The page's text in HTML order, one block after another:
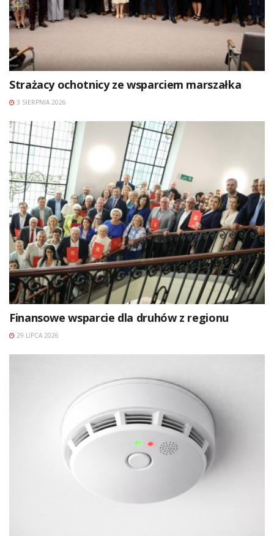
Strażacy ochotnicy ze wsparciem marszałka
3 SIERPNIA 2026
Finansowe wsparcie dla druhów z regionu
29 LIPCA 2026